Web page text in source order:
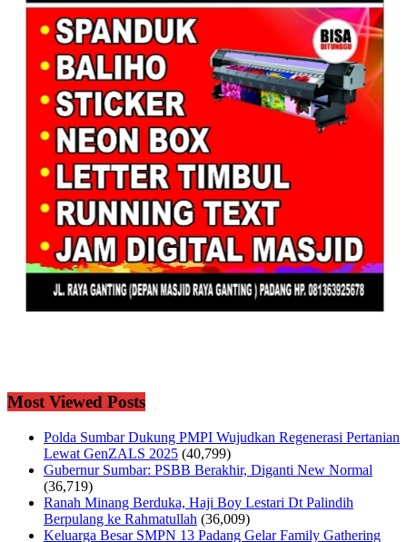
Most Viewed Posts
Polda Sumbar Dukung PMPI Wujudkan Regenerasi Pertanian
Lewat GenZALS 2025 (40,799)
Gubernur Sumbar: PSBB Berakhir, Diganti New Normal
(36,719)
Ranah Minang Berduka, Haji Boy Lestari Dt Palindih
Berpulang ke Rahmatullah (36,009)
Keluarga Besar SMPN 13 Padang Gelar Family Gathering